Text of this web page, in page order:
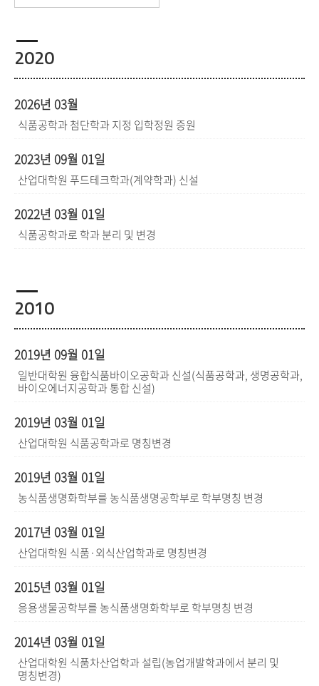
2020
2026년 03월
식품공학과 첨단학과 지정 입학정원 증원
2023년 09월 01일
산업대학원 푸드테크학과(계약학과) 신설
2022년 03월 01일
식품공학과로 학과 분리 및 변경
2010
2019년 09월 01일
일반대학원 융합식품바이오공학과 신설(식품공학과, 생명공학과,
바이오에너지공학과 통합 신설)
2019년 03월 01일
산업대학원 식품공학과로 명칭변경
2019년 03월 01일
농식품생명화학부를 농식품생명공학부로 학부명칭 변경
2017년 03월 01일
산업대학원 식품·외식산업학과로 명칭변경
2015년 03월 01일
응용생물공학부를 농식품생명화학부로 학부명칭 변경
2014년 03월 01일
산업대학원 식품차산업학과 설립(농업개발학과에서 분리 및
명칭변경)